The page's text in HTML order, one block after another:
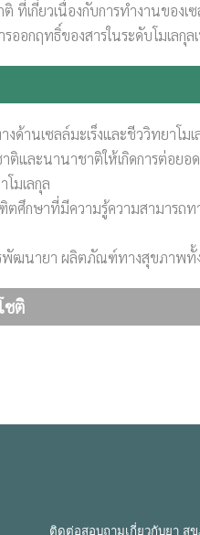
ติ ที่เกี่ยวเนื่องกับการทำงานของ
ออกฤทธิ์ของสารในระดับโมเลกุล
ด้านเซลล์มะเร็งและชีววิทยาโมเ
และนานาชาติให้เกิดการต่อยอ
โมเลกุล
ศึกษาที่มีความรู้ความสามารถทา
พัฒนายา ผลิตภัณฑ์ทางสุขภาพทั้
ชติ
ติดต่อสอบถามเกี่ยวกับยา สุ